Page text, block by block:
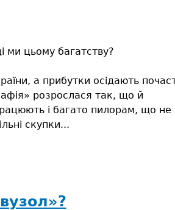
ми цьому багатству?
а прибутки осідають
розрослася так, що й
і багато пилорам, що не
скупки...